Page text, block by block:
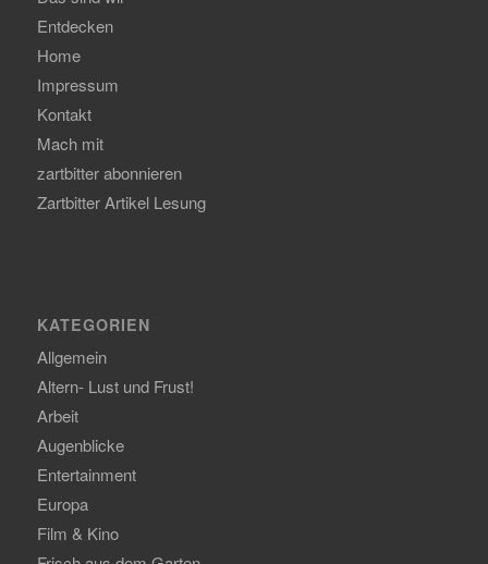
Entdecken
Home
Impressum
Kontakt
Mach mit
zartbitter abonnieren
Zartbitter Artikel Lesung
KATEGORIEN
Allgemein
Altern- Lust und Frust!
Arbeit
Augenblicke
Entertainment
Europa
Film & Kino